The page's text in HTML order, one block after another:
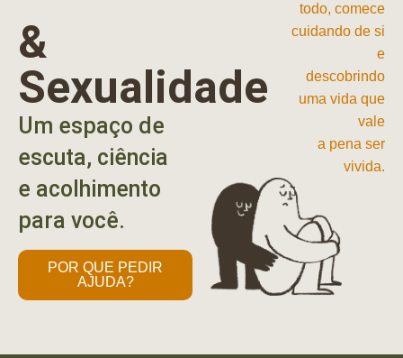
&
Sexualidade
Um espaço de
escuta, ciência
e acolhimento
para você.
POR QUE PEDIR
AJUDA?
todo, comece
cuidando de si
e
descobrindo
uma vida que
vale
a pena ser
vivida.